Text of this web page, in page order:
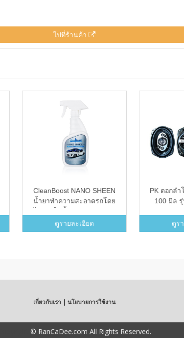
ไปที่ร้านค้า
CleanBoost NANO SHEEN
น้ำยาทำความสะอาดรถโดย
ดูรายละเอียด
PK ดอกลำ
100 มิล
ดูร
เกี่ยวกับเรา | นโยบายการใช้งาน
© RanCaDee.com All Rights Reserved.